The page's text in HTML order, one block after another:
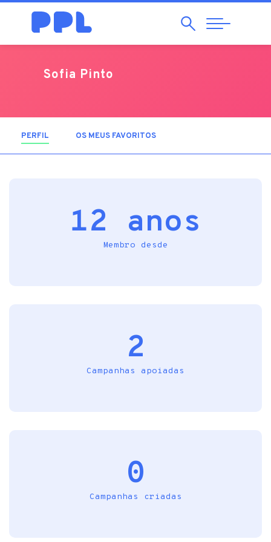
Pesquisar
Abrir
Navegação
Sofia Pinto
PERFIL (SEPARADOR ATIVO)
OS MEUS FAVORITOS
12 anos
Membro desde
2
Campanhas apoiadas
0
Campanhas criadas